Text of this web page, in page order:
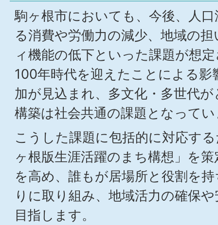
駒ヶ根市においても、今後、人
る消費や労働力の減少、地域の
ィ機能の低下といった課題が想
100年時代を迎えたことによる影
加が見込まれ、多文化・多世代
構築は社会共通の課題となって
こうした課題に包括的に対応す
ヶ根版生涯活躍のまち構想」を
を高め、誰もが居場所と役割を
りに取り組み、地域活力の確保
目指します。